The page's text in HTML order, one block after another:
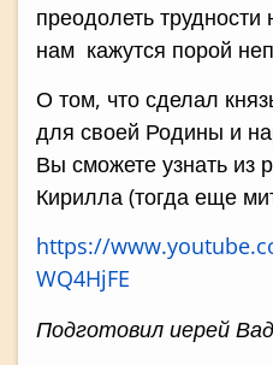
преодолеть
нам кажутся порой
О том, что сделал
для своей Родины и
Вы сможете узнать из
Кирилла (тогда еще
https://
WQ4HjFE
Подготовил иерей